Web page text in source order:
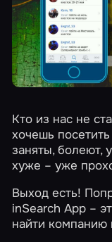
Кто из нас не
хочешь
заняты, болеют,
хуже – уже
Выход есть!
inSearch App –
найти компанию